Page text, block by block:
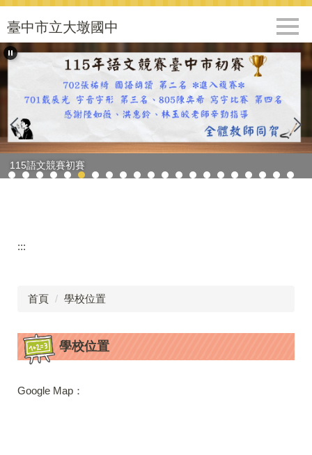
跳
到
主
要
內
容
臺中市立大墩國中
115語文競賽初賽
:::
首頁 學校位置
學校位置
Google Map：